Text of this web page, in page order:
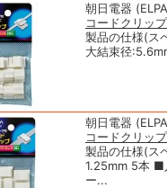
朝日電器
コードクリッ
製品の仕様(ス
大結束径
朝日電器
コードクリッ
製品の仕様(ス
1.25mm 5本 ■
ー...